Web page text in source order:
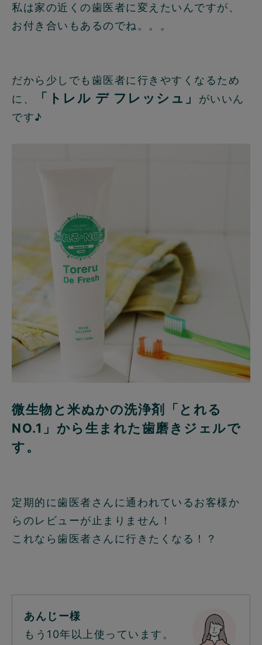
私は家の近くの歯医者に変えたいんですが、
お付き合いもあるのでね。。。
だから少しでも歯医者に行きやすくなるため
に、
「トレル デ フレッシュ」
がいいん
です♪
微生物と米ぬかの洗浄剤「とれる
NO.1」から生まれた歯磨きジェルで
す。
定期的に歯医者さんに通われているお客様か
らのレビューが止まりません！
これなら歯医者さんに行きたくなる！？
あんじー様
もう10年以上使っています。